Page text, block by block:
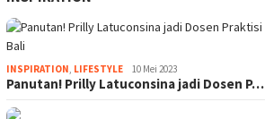
INSPIRATION, LIFESTYLE 10 Mei 2023
Panutan! Prilly Latuconsina jadi Dosen P…